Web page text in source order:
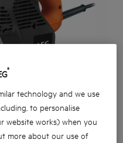
®
technology and we use
to personalise
website works) when you
more about our use of